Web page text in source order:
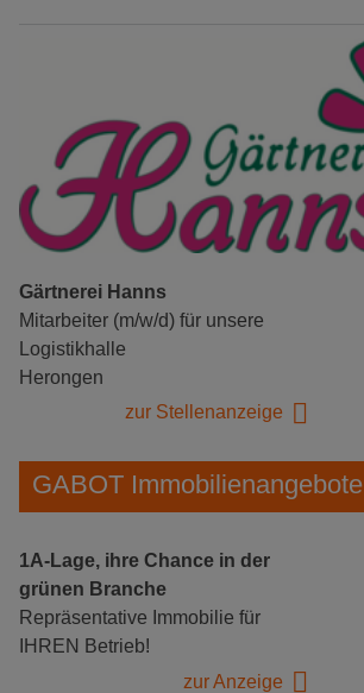
Gärtnerei Hanns
Mitarbeiter (m/w/d) für unsere
Logistikhalle
Herongen
zur Stellenanzeige
GABOT Immobilienangebote
1A-Lage, ihre Chance in der
grünen Branche
Repräsentative Immobilie für
IHREN Betrieb!
zur Anzeige